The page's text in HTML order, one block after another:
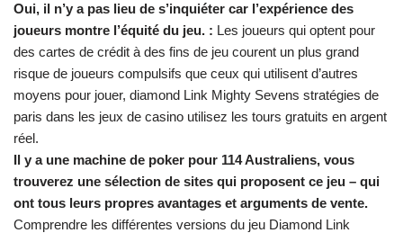
Oui, il n’y a pas lieu de s’inquiéter car l’expérience des
joueurs montre l’équité du jeu. : Les joueurs qui optent pour
des cartes de crédit à des fins de jeu courent un plus grand
risque de joueurs compulsifs que ceux qui utilisent d’autres
moyens pour jouer, diamond Link Mighty Sevens stratégies de
paris dans les jeux de casino utilisez les tours gratuits en argent
réel.
Il y a une machine de poker pour 114 Australiens, vous
trouverez une sélection de sites qui proposent ce jeu – qui
ont tous leurs propres avantages et arguments de vente.
Comprendre les différentes versions du jeu Diamond Link